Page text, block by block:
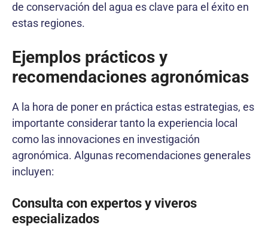
de conservación del agua es clave para el éxito en
estas regiones.
Ejemplos prácticos y
recomendaciones agronómicas
A la hora de poner en práctica estas estrategias, es
importante considerar tanto la experiencia local
como las innovaciones en investigación
agronómica. Algunas recomendaciones generales
incluyen:
Consulta con expertos y viveros
especializados